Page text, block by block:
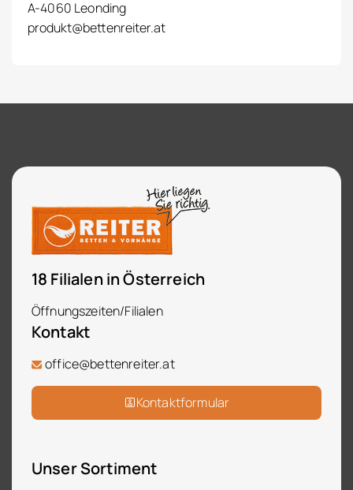
A-4060 Leonding
produkt@bettenreiter.at
18 Filialen in Österreich
Öffnungszeiten/Filialen
Kontakt
office@bettenreiter.at
Kontaktformular
Unser Sortiment